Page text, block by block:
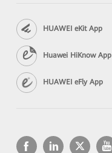
HUAWEI eKit App
Huawei HiKnow App
HUAWEI eFly App